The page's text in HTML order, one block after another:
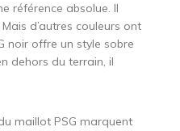
référence absolue. Il
d’autres couleurs ont
noir offre un style sobre
dehors du terrain, il
maillot PSG marquent